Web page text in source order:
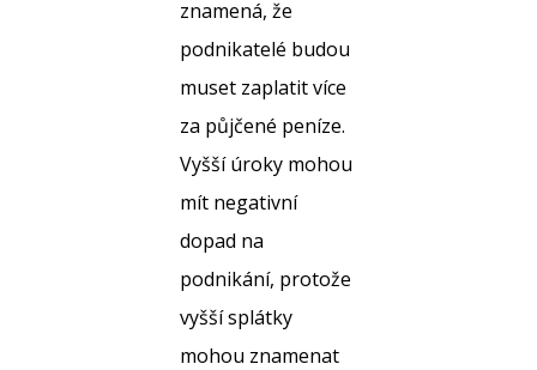
znamená, že
podnikatelé budou
muset zaplatit více
za půjčené peníze.
Vyšší úroky mohou
mít negativní
dopad na
podnikání, protože
vyšší splátky
mohou znamenat